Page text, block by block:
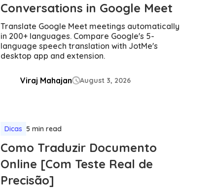
Conversations in Google Meet
Translate Google Meet meetings automatically
in 200+ languages. Compare Google's 5-
language speech translation with JotMe's
desktop app and extension.
Viraj MahajanAugust 3, 2026
Dicas 5 min read
Como Traduzir Documento
Online [Com Teste Real de
Precisão]